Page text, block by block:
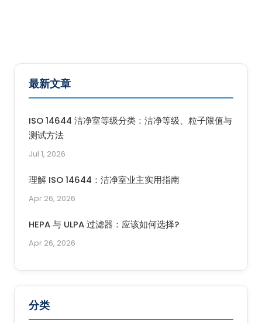
最新文章
ISO 14644 洁净室等级分类：洁净等级、粒子限值与
测试方法
Jul 1, 2026
理解 ISO 14644：洁净室业主实用指南
Apr 26, 2026
HEPA 与 ULPA 过滤器：应该如何选择?
Apr 26, 2026
分类